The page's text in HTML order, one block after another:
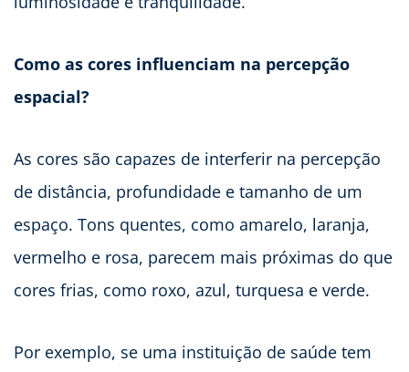
Como as cores influenciam na percepção
espacial?
As cores são capazes de interferir na percepção
de distância, profundidade e tamanho de um
espaço. Tons quentes, como amarelo, laranja,
vermelho e rosa, parecem mais próximas do que
cores frias, como roxo, azul, turquesa e verde.
Por exemplo, se uma instituição de saúde tem